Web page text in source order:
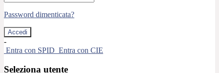
Password dimenticata?
-
Entra con SPID Entra con CIE
Seleziona utente